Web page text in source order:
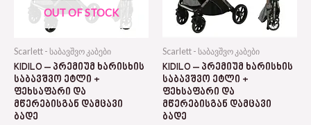
OUT OF STOCK
Scarlett - საბავშვო კაბები
KIDILO – ᲞᲠᲔᲛᲘᲣᲛ ᲮᲐᲠᲘᲡᲮᲘᲡ
ᲡᲐᲑᲐᲕᲨᲕᲝ ᲔᲢᲚᲘ +
ᲤᲔᲮᲡᲐᲤᲐᲠᲘ ᲓᲐ
ᲛᲬᲔᲠᲔᲑᲘᲡᲒᲐᲜ ᲓᲐᲛᲪᲐᲕᲘ
ᲑᲐᲓᲔ
Scarlett - საბავშვო კაბები
KIDILO – ᲞᲠᲔᲛᲘᲣᲛ ᲮᲐᲠᲘᲡᲮᲘᲡ
ᲡᲐᲑᲐᲕᲨᲕᲝ ᲔᲢᲚᲘ +
ᲤᲔᲮᲡᲐᲤᲐᲠᲘ ᲓᲐ
ᲛᲬᲔᲠᲔᲑᲘᲡᲒᲐᲜ ᲓᲐᲛᲪᲐᲕᲘ
ᲑᲐᲓᲔ